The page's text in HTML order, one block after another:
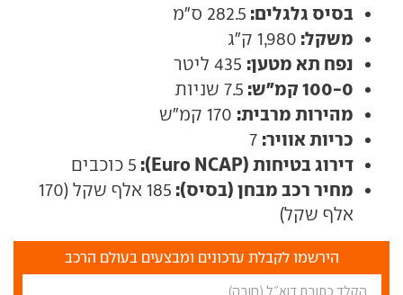
בסיס גלגלים: 282.5 ס"מ
משקל: 1,980 ק"ג
נפח תא מטען:
100-0 קמ"ש: 7.5 שניות
מהירות מרבית:
כריות אוויר:
דירוג בטיחות (Euro NCAP): 5 כוכבים
מחיר רכב מבחן (בסיס):
185 אלף שקל (170
אלף שקל)
הירשמו לקבלת עדכונים ומבצעים בעולם הרכב